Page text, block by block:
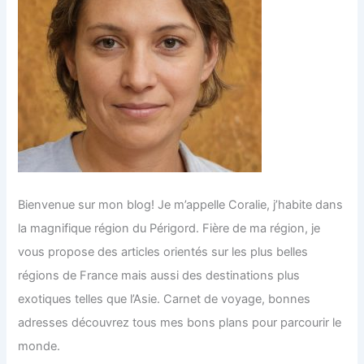
Bienvenue sur mon blog! Je m’appelle Coralie, j’habite dans
la magnifique région du Périgord. Fière de ma région, je
vous propose des articles orientés sur les plus belles
régions de France mais aussi des destinations plus
exotiques telles que l’Asie. Carnet de voyage, bonnes
adresses découvrez tous mes bons plans pour parcourir le
monde.